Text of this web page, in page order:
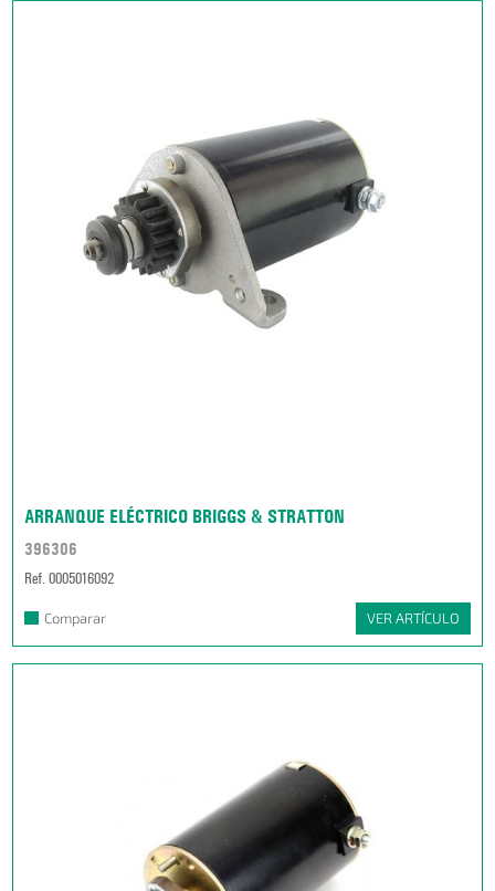
ARRANQUE ELÉCTRICO BRIGGS & STRATTON
396306
Ref. 0005016092
Comparar VER ARTÍCULO